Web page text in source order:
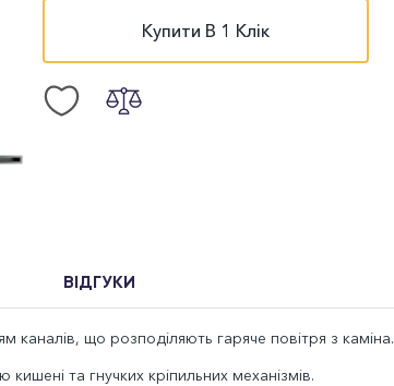
Купити В 1 Клік
ВІДГУКИ
каналів, що розподіляють гаряче повітря з каміна.
та гнучких кріпильних механізмів.